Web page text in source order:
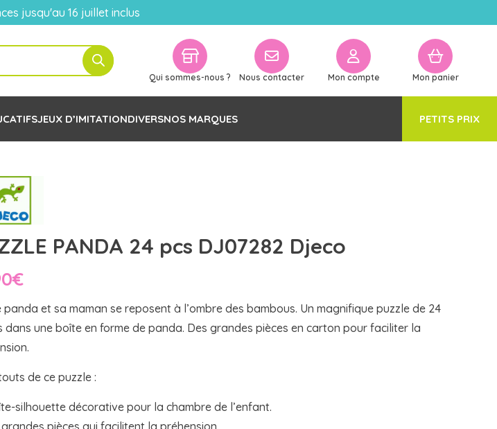
jusqu'au 16 juillet inclus
Qui sommes-nous ? Nous contacter Mon compte Mon panier
JEUX D’IMITATIONDIVERSNOS MARQUES PETITS PRIX
PANDA 24 pcs DJ07282 Djeco
€
panda et sa maman se reposent à l’ombre des bambous. Un magnifique puzzle de 24
dans une boîte en forme de panda. Des grandes pièces en carton pour faciliter la
de ce puzzle :
silhouette décorative pour la chambre de l’enfant.
pièces qui facilitent la préhension.